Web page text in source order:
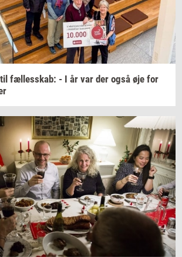
til fæl­les­skab: - I år var der også øje for